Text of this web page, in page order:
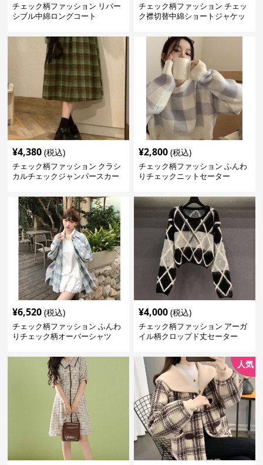
チェック柄ファッション リバー
シブル中綿ロングコート
チェック柄ファッション チェッ
ク襟切替中綿ショートジャケッ
¥4,380 (税込)
チェック柄ファッション クラシ
カルチェックジャンパースカー
¥2,800 (税込)
チェック柄ファッション ふんわ
りチェックニットセーター
¥6,520 (税込)
チェック柄ファッション ふんわ
りチェック柄オーバーシャツ
¥4,000 (税込)
チェック柄ファッション アーガ
イル柄クロップド丈セーター
人気